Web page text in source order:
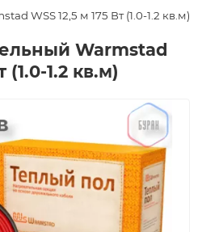
WSS 12,5 м 175 Вт (1.0-1.2 кв.м)
Warmstad
(1.0-1.2 кв.м)